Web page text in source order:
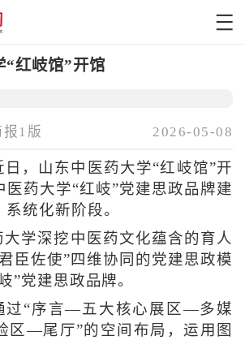
“红岐馆”开馆
1版 2026-05-08
，山东中医药大学“红岐馆”开
医药大学“红岐”党建思政品牌建
统化新阶段。
大学深挖中医药文化蕴含的育人
臣佐使”四维协同的党建思政模
”党建思政品牌。
过“序言—五大核心展区—多媒
区—尾厅”的空间布局，运用图